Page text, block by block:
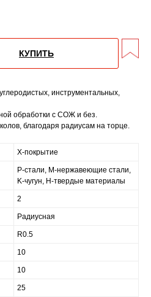
КУПИТЬ
инструментальных,
обработки с СОЖ и без.
благодаря радиусам на торце.
X-покрытие
P-стали, M-нержавеющие стали,
K-чугун, H-твердые материалы
2
Радиусная
R0.5
10
10
25